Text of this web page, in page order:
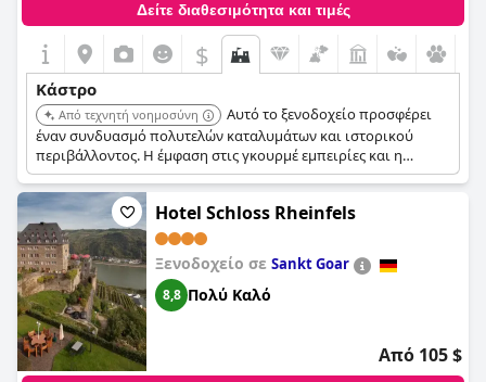
Δείτε διαθεσιμότητα και τιμές
$
Κάστρο
Από τεχνητή νοημοσύνη
Αυτό το ξενοδοχείο προσφέρει
έναν συνδυασμό πολυτελών καταλυμάτων και ιστορικού
περιβάλλοντος. Η έμφαση στις γκουρμέ εμπειρίες και η
διάκριση Relais & Châteaux υποδηλώνουν υψηλό επίπεδο
υπηρεσιών και ανέσεων.
Hotel Schloss Rheinfels
Ξενοδοχείο σε Sankt Goar
8,8 Πολύ Καλό
Από 105 $